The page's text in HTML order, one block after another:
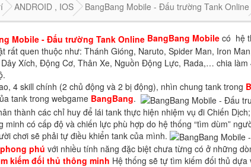
ANDROID , IOS BangBang Mobile - Đấu trường Tank Online
BangBang Mobile có hệ
rất quen thuộc như: Thánh Gióng, Naruto, Spider Man, Iron
Xích, Động Cơ, Thân Xe, Nguồn Động Lực, Rada,… chia
4 skill chính (2 chủ động và 2 bị động), nhìn chung tank trong
tank trong webgame BangBang.
thành các chỉ huy để lái tank thực hiện nhiệm vụ đi Chiến
minh có cấp độ và chiến lực phù hợp do hệ thống “tìm dùm”
chơi sẽ phải tự điều khiển tank của mình.
phú với nhiều tính năng đặc biệt chưa từng có ở những
kiếm đối thủ thông minh Hệ thống sẽ tự tìm kiếm đối thủ